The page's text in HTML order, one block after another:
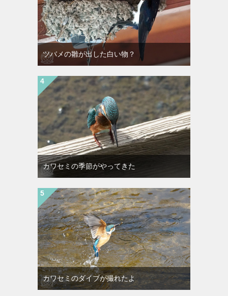
ツバメの雛が出した白い物？
カワセミの季節がやってきた
カワセミのダイブが撮れたよ